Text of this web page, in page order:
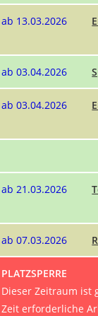
ab 13.03.2026
ab 03.04.2026
ab 03.04.2026
ab 21.03.2026
ab 07.03.2026
PLATZSPERRE
Dieser Zeitraum ist
Zeit erforderliche